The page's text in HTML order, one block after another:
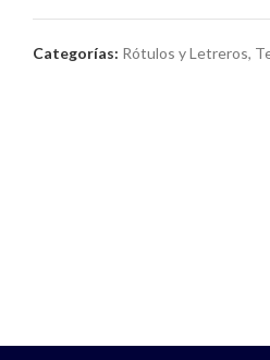
Categorías: Rótulos y Letreros,